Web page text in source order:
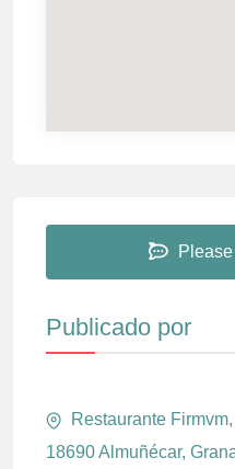
Publicado por
Restaurante
18690 Almuñécar,